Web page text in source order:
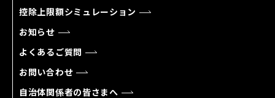
控除上限額シミュレーション
お知らせ
よくあるご質問
お問い合わせ
自治体関係者の皆さまへ